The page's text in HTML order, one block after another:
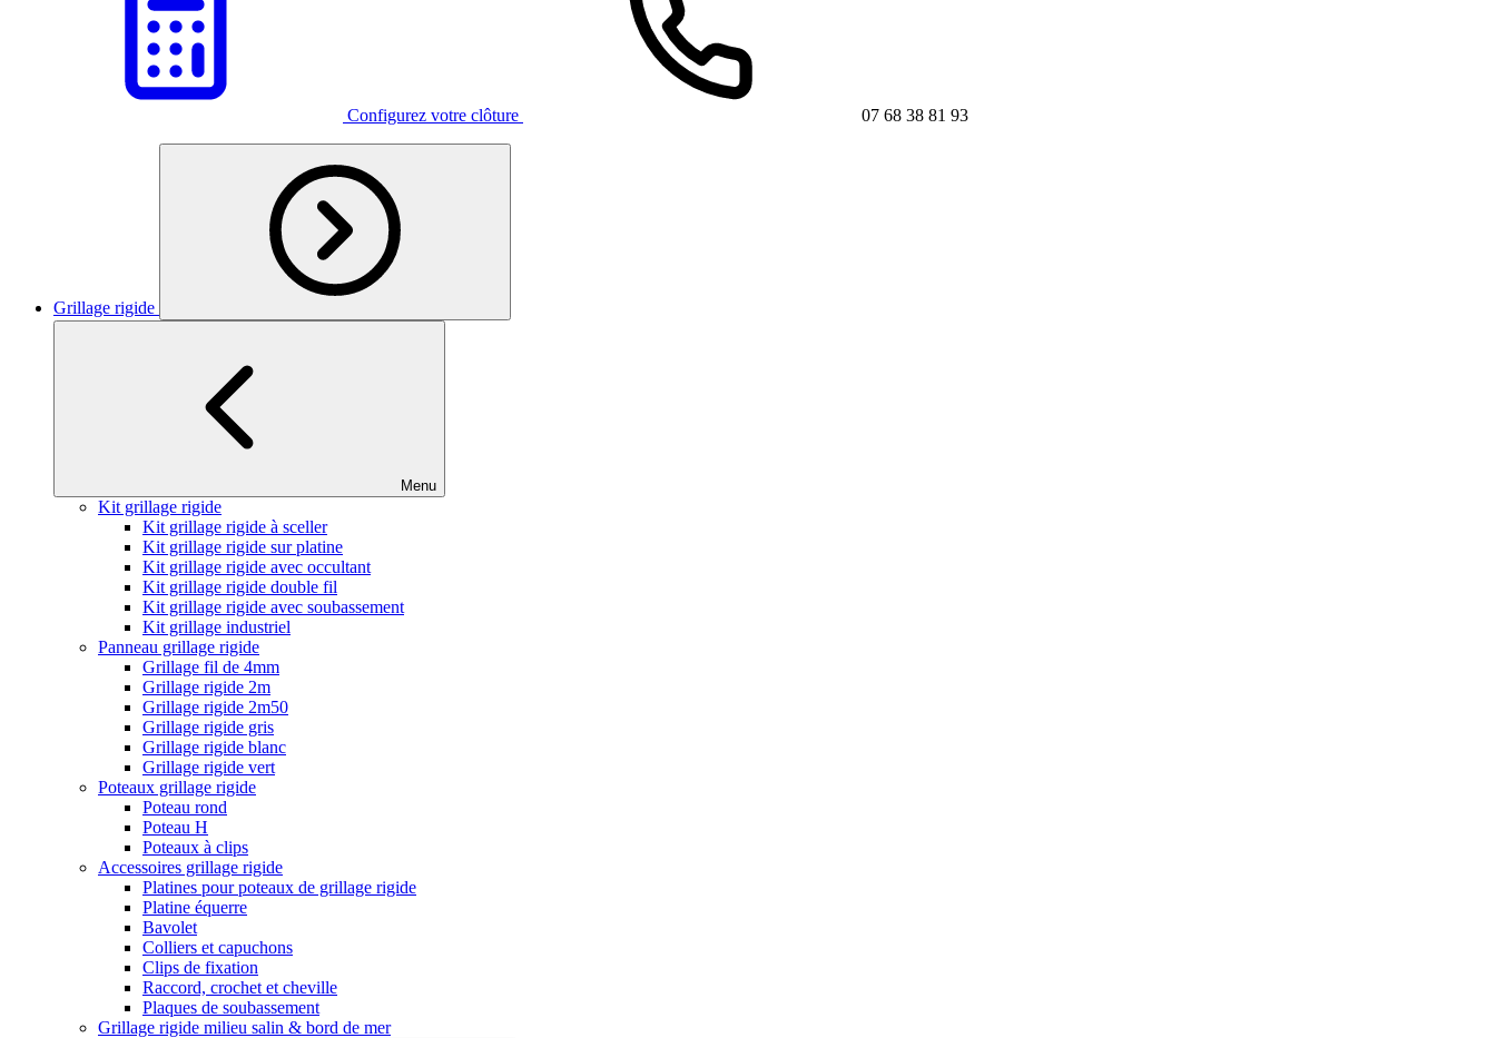
Configurez votre clôture 07 68 38 81 93
Grillage rigide
Menu
Kit grillage rigide
Kit grillage rigide à sceller
Kit grillage rigide sur platine
Kit grillage rigide avec occultant
Kit grillage rigide double fil
Kit grillage rigide avec soubassement
Kit grillage industriel
Panneau grillage rigide
Grillage fil de 4mm
Grillage rigide 2m
Grillage rigide 2m50
Grillage rigide gris
Grillage rigide blanc
Grillage rigide vert
Poteaux grillage rigide
Poteau rond
Poteau H
Poteaux à clips
Accessoires grillage rigide
Platines pour poteaux de grillage rigide
Platine équerre
Bavolet
Colliers et capuchons
Clips de fixation
Raccord, crochet et cheville
Plaques de soubassement
Grillage rigide milieu salin & bord de mer